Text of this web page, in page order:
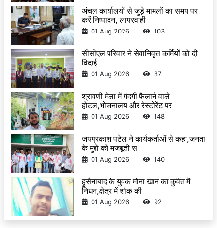
अंचल कार्यालयों से जुड़े मामलों का समय पर
करें निष्पादन, लापरवाही
01 Aug 2026 103
सीसीएल परिवार ने सेवानिवृत्त कर्मियों को दी
विदाई
01 Aug 2026 87
श्रावणी मेला में गंदगी फैलाने वाले
होटल,भोजनालय और रेस्टोरेंट पर
01 Aug 2026 148
जयप्रकाश पटेल ने कार्यकर्ताओं से कहा,जनता
के मुद्दों को मजबूती स
01 Aug 2026 140
हुसैनाबाद के युवक मोना खान का कुवैत में
निधन,क्षेत्र में शोक की
01 Aug 2026 92